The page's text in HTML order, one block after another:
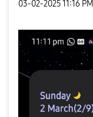
‎03-02-202511:16 PM